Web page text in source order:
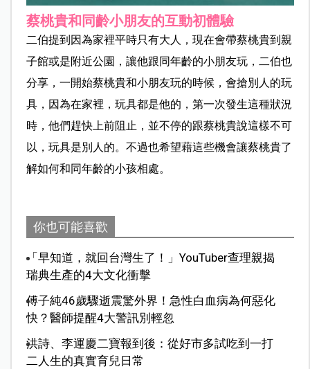
蔡桃貴和同齡小朋友的互動初體驗
二伯提到因為家裡平時只有大人，現在會帶蔡桃貴到親
子館或是附近公園，讓他跟同年齡的小朋友玩，二伯也
分享，一開始蔡桃貴和小朋友玩的時候，會搶別人的玩
具，因為在家裡，玩具都是他的，第一次發生這種狀況
時，他們趕快上前阻止，並不停的跟蔡桃貴說這樣不可
以，玩具是別人的。不過也希望藉這些機會讓蔡桃貴了
解如何和同年齡的小孩相處。
你也可能喜歡
「早知道，就回台灣生了！」YouTuber查理親揭
瑞典生產的4大文化衝擊
傅子純46歲驟逝震驚外界！急性白血病為何惡化
快？醫師提醒4大警訊別輕忽
洪詩、李運慶二寶報到後：從好市多試吃到一打
二人生的真實育兒日常